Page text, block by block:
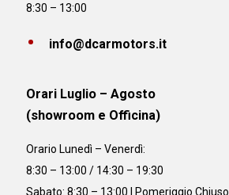
8:30 – 13:00
info@dcarmotors.it
Orari Luglio – Agosto
(showroom e Officina)
Orario Lunedì – Venerdì:
8:30 – 13:00 / 14:30 – 19:30
Sabato: 8:30 – 13:00 | Pomeriggio Chiuso